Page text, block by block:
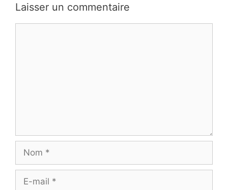
Laisser un commentaire
mail